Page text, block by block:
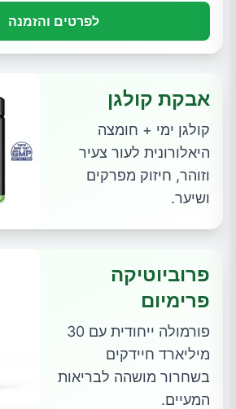
לפרטים והזמנה
אבקת קולגן
קולגן ימי + חומצה
היאלורונית לעור צעיר
וזוהר, חיזוק מפרקים
ושיער.
פרוביוטיקה
פרימיום
פורמולה ייחודית עם 30
מיליארד חיידקים
בשחרור מושהה לבריאות
המעיים.